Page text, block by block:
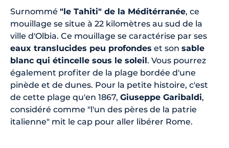
Surnommé "le Tahiti" de la Méditérranée, ce
mouillage se situe à 22 kilomètres au sud de la
ville d'Olbia. Ce mouillage se caractérise par ses
eaux translucides peu profondes et son sable
blanc qui étincelle sous le soleil. Vous pourrez
également profiter de la plage bordée d'une
pinède et de dunes. Pour la petite histoire, c'est
de cette plage qu'en 1867, Giuseppe Garibaldi,
considéré comme "l'un des pères de la patrie
italienne" mit le cap pour aller libérer Rome.